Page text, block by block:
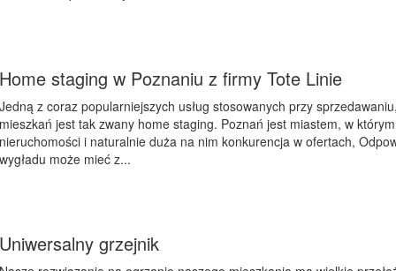
Home staging w Poznaniu z firmy Tote Linie
Jedną z coraz popularniejszych usług stosowanych przy
mieszkań jest tak zwany home staging. Poznań jest miastem, w
nieruchomości i naturalnie duża na nim konkurencja w ofertach,
wygładu może mieć z...
Uniwersalny grzejnik